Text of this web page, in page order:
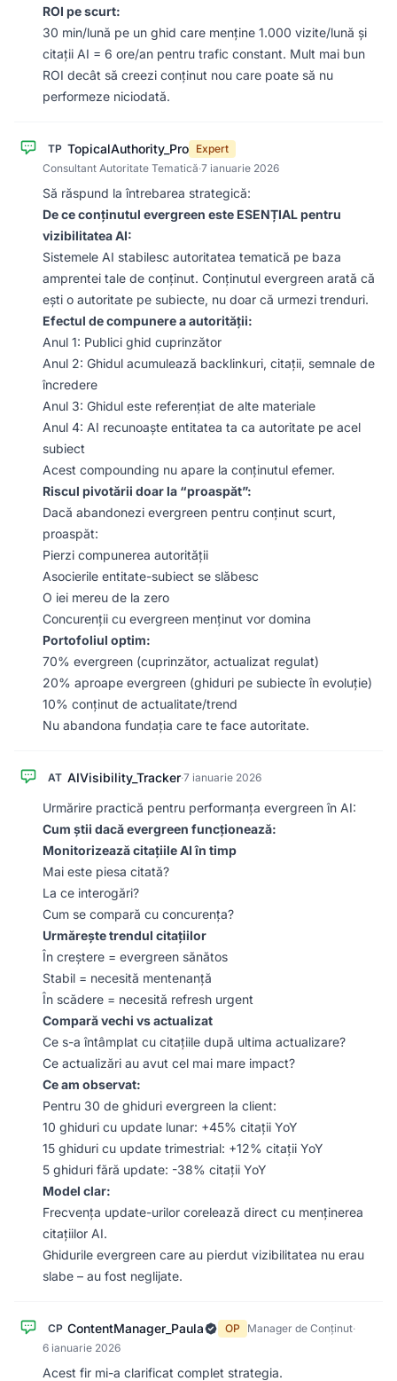
ROI pe scurt:
30 min/lună pe un ghid care menține 1.000 vizite/lună și
citații AI = 6 ore/an pentru trafic constant. Mult mai bun
ROI decât să creezi conținut nou care poate să nu
performeze niciodată.
TP TopicalAuthority_Pro Expert
Consultant Autoritate Tematică·7 ianuarie 2026
Să răspund la întrebarea strategică:
De ce conținutul evergreen este ESENȚIAL pentru
vizibilitatea AI:
Sistemele AI stabilesc autoritatea tematică pe baza
amprentei tale de conținut. Conținutul evergreen arată că
ești o autoritate pe subiecte, nu doar că urmezi trenduri.
Efectul de compunere a autorității:
Anul 1: Publici ghid cuprinzător
Anul 2: Ghidul acumulează backlinkuri, citații, semnale de
încredere
Anul 3: Ghidul este referențiat de alte materiale
Anul 4: AI recunoaște entitatea ta ca autoritate pe acel
subiect
Acest compounding nu apare la conținutul efemer.
Riscul pivotării doar la “proaspăt”:
Dacă abandonezi evergreen pentru conținut scurt,
proaspăt:
Pierzi compunerea autorității
Asocierile entitate-subiect se slăbesc
O iei mereu de la zero
Concurenții cu evergreen menținut vor domina
Portofoliul optim:
70% evergreen (cuprinzător, actualizat regulat)
20% aproape evergreen (ghiduri pe subiecte în evoluție)
10% conținut de actualitate/trend
Nu abandona fundația care te face autoritate.
AT AIVisibility_Tracker·7 ianuarie 2026
Urmărire practică pentru performanța evergreen în AI:
Cum știi dacă evergreen funcționează:
Monitorizează citațiile AI în timp
Mai este piesa citată?
La ce interogări?
Cum se compară cu concurența?
Urmărește trendul citațiilor
În creștere = evergreen sănătos
Stabil = necesită mentenanță
În scădere = necesită refresh urgent
Compară vechi vs actualizat
Ce s-a întâmplat cu citațiile după ultima actualizare?
Ce actualizări au avut cel mai mare impact?
Ce am observat:
Pentru 30 de ghiduri evergreen la client:
10 ghiduri cu update lunar: +45% citații YoY
15 ghiduri cu update trimestrial: +12% citații YoY
5 ghiduri fără update: -38% citații YoY
Model clar:
Frecvența update-urilor corelează direct cu menținerea
citațiilor AI.
Ghidurile evergreen care au pierdut vizibilitatea nu erau
slabe – au fost neglijate.
CP ContentManager_Paula OP Manager de Conținut·
6 ianuarie 2026
Acest fir mi-a clarificat complet strategia.